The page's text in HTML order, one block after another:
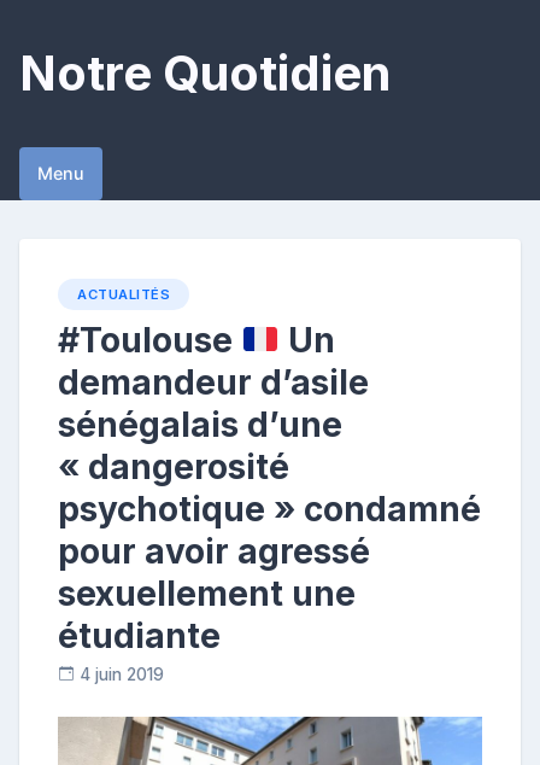
content
Notre Quotidien
Menu
ACTUALITÉS
#Toulouse
Un
demandeur d’asile
sénégalais d’une
« dangerosité
psychotique » condamné
pour avoir agressé
sexuellement une
étudiante
4 juin 2019
o
n